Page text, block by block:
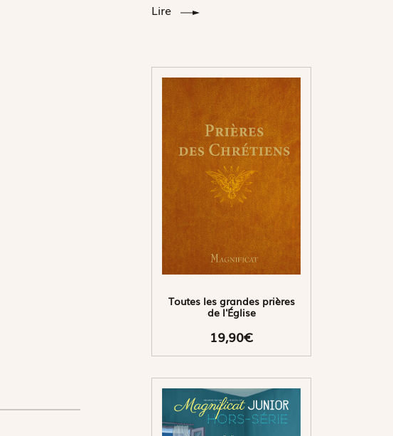
Lire
Toutes les grandes prières
de l'Église
19,90€